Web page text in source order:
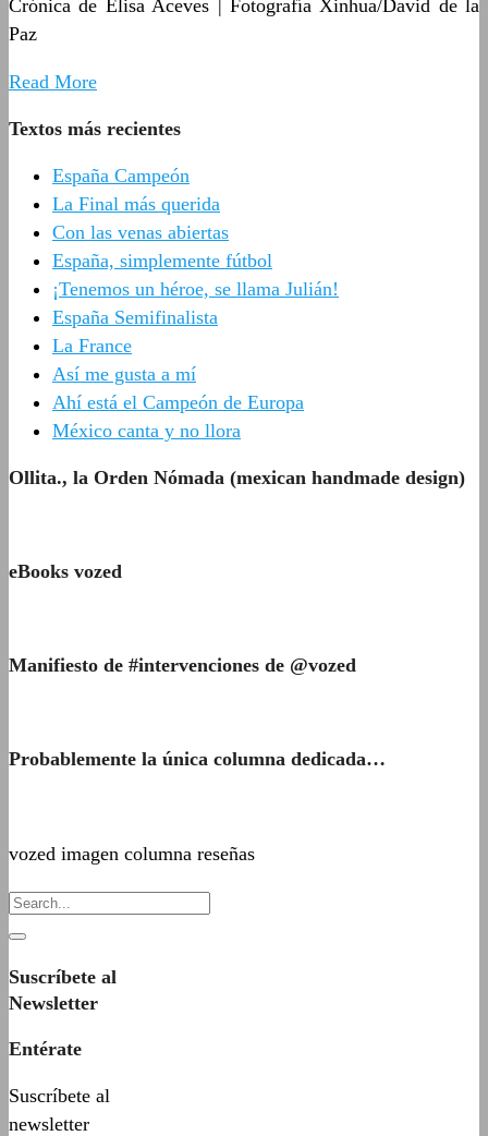
Crónica de Elisa Aceves | Fotografía Xinhua/David de la
Paz
Read More
Textos más recientes
España Campeón
La Final más querida
Con las venas abiertas
España, simplemente fútbol
¡Tenemos un héroe, se llama Julián!
España Semifinalista
La France
Así me gusta a mí
Ahí está el Campeón de Europa
México canta y no llora
Ollita., la Orden Nómada (mexican handmade design)
eBooks vozed
Manifiesto de #intervenciones de @vozed
Probablemente la única columna dedicada…
vozed imagen columna reseñas
Suscríbete al
Newsletter
Entérate
Suscríbete al
newsletter